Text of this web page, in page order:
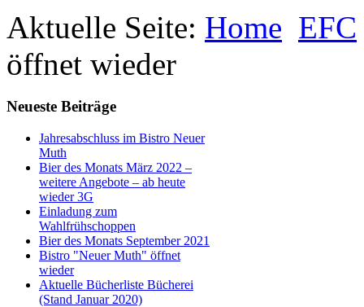
Aktuelle Seite: Home EFC
öffnet wieder
Neueste Beiträge
Jahresabschluss im Bistro Neuer
Muth
Bier des Monats März 2022 –
weitere Angebote – ab heute
wieder 3G
Einladung zum
Wahlfrühschoppen
Bier des Monats September 2021
Bistro "Neuer Muth" öffnet
wieder
Aktuelle Bücherliste Bücherei
(Stand Januar 2020)